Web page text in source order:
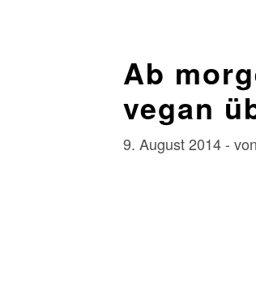
Ab
vegan
9. August 2014 -